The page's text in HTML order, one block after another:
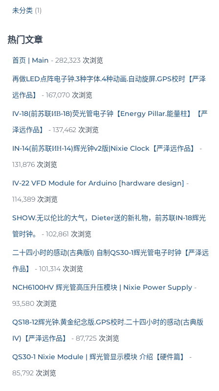
未分类 (1)
热门文章
首页 | Main - 282,323 次浏览
再做LED点阵电子钟.3种字体.4种动画.自动旋屏.GPS校时【严泽
远作品】
- 167,070 次浏览
IV-18(前苏联ИВ-18)荧光管电子钟【Energy Pillar.能量柱】【严
泽远作品】
- 137,462 次浏览
IN-14(前苏联ИН-14)辉光钟v2版|Nixie Clock【严泽远作品】
-
131,876 次浏览
IV-22 VFD Module for Arduino [hardware design] -
114,389 次浏览
SHOW.无以伦比的大气，Dieter送的新礼物，前苏联IN-18辉光
管时钟。
- 102,861 次浏览
二十四小时的感动(古典版I) 自制QS30-1辉光管电子时钟【严泽远
作品】
- 101,314 次浏览
NCH6100HV 辉光管高压升压模块 | Nixie Power Supply -
93,580 次浏览
QS18-12辉光钟.黄金纪念版.GPS校时.二十四小时的感动(古典版
IV)【严泽远作品】
- 87,725 次浏览
QS30-1 Nixie Module | 辉光管显示模块 介绍【硬件篇】
-
85,792 次浏览